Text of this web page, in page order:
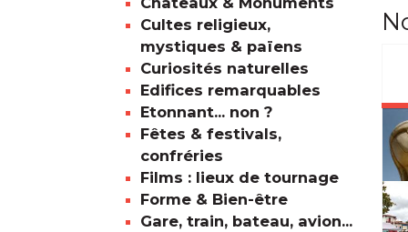
Cultes religieux,
mystiques & païens
Curiosités naturelles
Edifices remarquables
Etonnant... non ?
Fêtes & festivals,
confréries
Films : lieux de tournage
Forme & Bien-être
Gare, train, bateau, avion...